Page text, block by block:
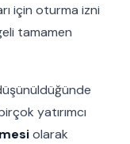
için oturma izni
tamamen
yatırımcı
olarak